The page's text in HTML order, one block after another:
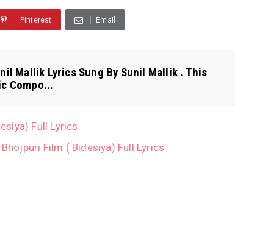
Pinterest Email
Mallik Lyrics Sung By Sunil Mallik . This
Compo...
Full Lyrics
Film ( Bidesiya) Full Lyrics